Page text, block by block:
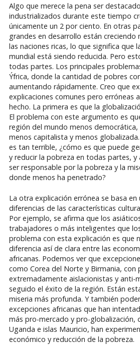
Algo que merece la pena ser
industrializados durante este tiempo
únicamente un 2 por ciento. En otras
grandes en desarrollo están creciendo
las naciones ricas, lo que significa que
mundial está siendo reducida. Pero
todas partes. Los principales
Ýfrica, donde la cantidad de pobres
aumentando rápidamente. Creo que
explicaciones comunes pero erróneas
hecho. La primera es que la
El problema con este argumento es
región del mundo menos democrática,
menos capitalista y menos
es tan terrible, ¿cómo es que puede
y reducir la pobreza en todas partes,
ser responsable por la pobreza y la
donde menos ha penetrado?
La otra explicación errónea se basa
diferencias de las características
Por ejemplo, se afirma que los
trabajadores o más inteligentes que
problema con esta explicación es que
diferencia así de clara entre las
africanas. Podemos ver que
como Corea del Norte y Birmania, con
extremadamente aislacionistas y anti-
seguido el éxito de la región. Están
miseria más profunda. Y también
excepciones africanas que han
más pro-mercado y pro-globalización,
Uganda e islas Mauricio, han
económico y reducción de la pobreza.